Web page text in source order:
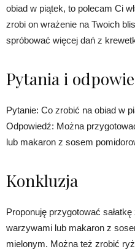
obiad w piątek, to polecam Ci
zrobi on wrażenie na Twoich
spróbować więcej dań z
Pytania i
Pytanie: Co zrobić na obiad w
Odpowiedź: Można
lub makaron z sosem
Konkluzja
Proponuję przygotować
warzywami lub makaron z
mielonym. Można też zrobić